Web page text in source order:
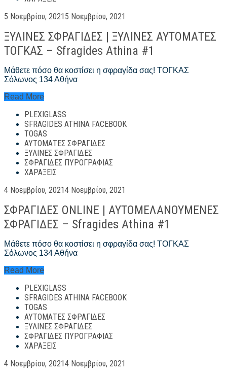
Posted
5 Νοεμβρίου, 2021 5 Νοεμβρίου, 2021
ΞΥΛΙΝΕΣ ΣΦΡΑΓΙΔΕΣ | ΞΥΛΙΝΕΣ ΑΥΤΟΜΑΤΕΣ
ΤΟΓΚΑΣ – Sfragides Athina #1
Μάθετε πόσο θα κοστίσει η σφραγίδα σας! ΤΟΓΚΑΣ
Σόλωνος 134 Αθήνα
ΞΥΛΙΝΕΣ
ΞΥΛΙΝΕΣ
ΑΥΤΟΜΑΤΕΣ
ΤΟΓΚΑΣ
Sfragides
Athina
Read More
PLEXIGLASS
SFRAGIDES ATHINA FACEBOOK
TOGAS
ΑΥΤΌΜΑΤΕΣ ΣΦΡΑΓΊΔΕΣ
ΞΎΛΙΝΕΣ ΣΦΡΑΓΊΔΕΣ
ΣΦΡΑΓΊΔΕΣ ΠΥΡΟΓΡΑΦΊΑΣ
ΧΑΡΆΞΕΙΣ
Posted
4 Νοεμβρίου, 20214 Νοεμβρίου, 2021
ΣΦΡΑΓΙΔΕΣ ONLINE | ΑΥΤΟΜΕΛΑΝΟΥΜΕΝΕΣ
ΣΦΡΑΓΙΔΕΣ – Sfragides Athina #1
Μάθετε πόσο θα κοστίσει η σφραγίδα σας! ΤΟΓΚΑΣ
Σόλωνος 134 Αθήνα
ΣΦΡΑΓΙΔΕΣ
ΑΥΤΟΜΕΛΑΝΟΥΜΕΝΕΣ
ΣΦΡΑΓΙΔΕΣ
Sfragides
Athina
Read More
PLEXIGLASS
SFRAGIDES ATHINA FACEBOOK
TOGAS
ΑΥΤΌΜΑΤΕΣ ΣΦΡΑΓΊΔΕΣ
ΞΎΛΙΝΕΣ ΣΦΡΑΓΊΔΕΣ
ΣΦΡΑΓΊΔΕΣ ΠΥΡΟΓΡΑΦΊΑΣ
ΧΑΡΆΞΕΙΣ
Posted
4 Νοεμβρίου, 20214 Νοεμβρίου, 2021